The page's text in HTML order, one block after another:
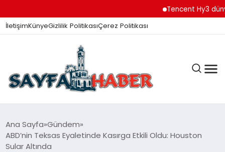
Tencent Hy3 dünya
İletişimKünyeGizlilik PolitikasıÇerez Politikası
ANA SAYFA
Ana Sayfa Gündem
ABD’nin Teksas Eyaletinde Kasırga Etkili Oldu: Houston
Sular Altında